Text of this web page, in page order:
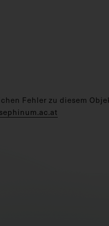
Fehler zu diesem